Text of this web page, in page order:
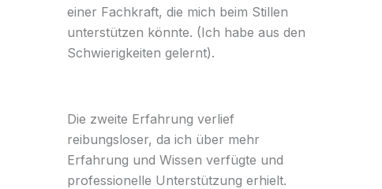
einer Fachkraft, die mich beim Stillen
unterstützen könnte. (Ich habe aus den
Schwierigkeiten gelernt).
Die zweite Erfahrung verlief
reibungsloser, da ich über mehr
Erfahrung und Wissen verfügte und
professionelle Unterstützung erhielt.